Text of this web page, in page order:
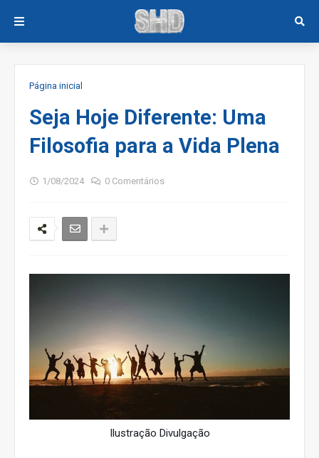
Página inicial
Seja Hoje Diferente: Uma
Filosofia para a Vida Plena
1/08/2024 0 Comentários
Ilustração Divulgação